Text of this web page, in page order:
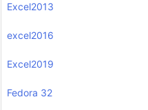
Excel2013
excel2016
Excel2019
Fedora 32